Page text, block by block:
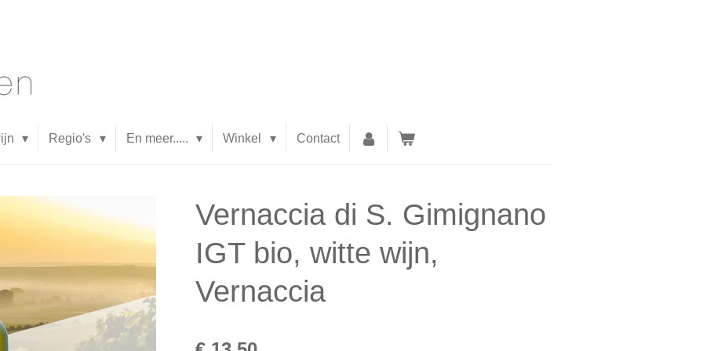
Regio's En meer..... Winkel Contact
Vernaccia di S. Gimignano
IGT bio, witte wijn,
Vernaccia